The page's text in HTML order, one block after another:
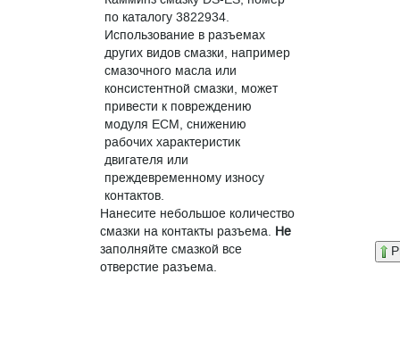
по каталогу 3822934.
Использование в разъемах
других видов смазки, например
смазочного масла или
консистентной смазки, может
привести к повреждению
модуля ECM, снижению
рабочих характеристик
двигателя или
преждевременному износу
контактов.
Нанесите небольшое количество
смазки на контакты разъема. Не
заполняйте смазкой все
отверстие разъема.